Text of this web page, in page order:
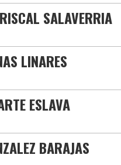
SALAVERRIA
LINARES
ESLAVA
BARAJAS